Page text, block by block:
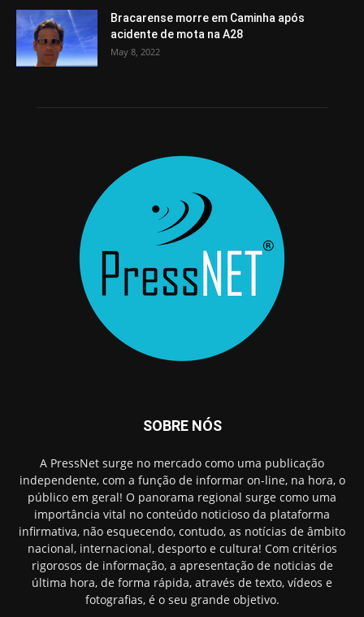
Bracarense morre em Caminha após
acidente de mota na A28
May 8, 2022
SOBRE NÓS
A PressNet surge no mercado como uma publicação
independente, com a função de informar on-line, na hora, o
público em geral! O panorama regional surge como uma
importância vital no conteúdo noticioso da plataforma
infirmativa, não esquecendo, contudo, as notícias de âmbito
nacional, internacional, desporto e cultura! Com critérios
rigorosos de informação, a apresentação de noticias de
última hora, de forma rápida, através de texto, vídeos e
fotografias, é o seu grande objetivo.